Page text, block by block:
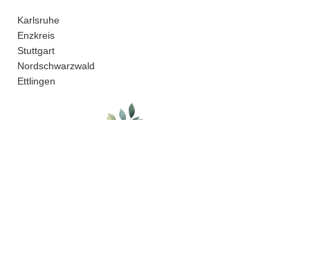
Karlsruhe
Enzkreis
Stuttgart
Nordschwarzwald
Ettlingen